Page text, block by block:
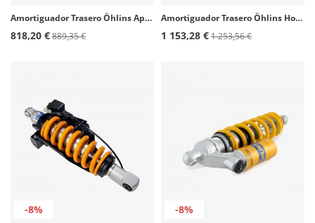
Amortiguador Trasero Öhlins Aprilia Mana 850 (12-16) AG 1302
818,20 €889,35 €
Amortiguador Trasero Öhlins Honda NC700X (14, 21), NC750X (21-26) AG 2112
1 153,28 €1 253,56 €
-8% -8%